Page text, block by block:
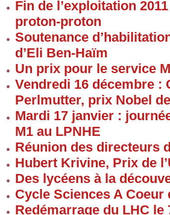
Fin de l’exploitation
proton-proton
Soutenance
d’Eli Ben-Haïm
Un prix pour le service
Vendredi 16 décembre :
Perlmutter, prix Nobel
Mardi 17 janvier :
M1 au LPNHE
Réunion des directeurs
Hubert Krivine, Prix de
Des lycéens à la
Cycle Sciences A Coeur
Redémarrage du LHC le